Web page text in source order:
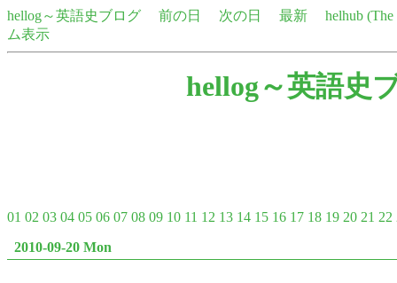
hellog～英語史ブログ 前の日 次の日 最新
helhub
ム表示
hellog～英語史
01 02 03 04 05 06 07 08 09 10 11 12 13 14 15 16 17 18 19 20 21 22
2010-09-20 Mon